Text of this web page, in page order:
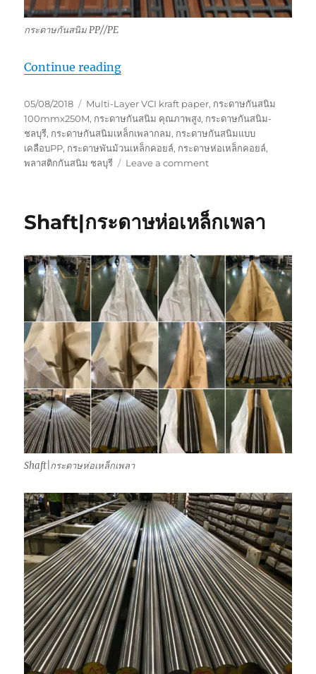
กระดาษกันสนิม PP//PE
Continue reading“กระดาษกันสนิม PP//PE”
Posted
on
05/08/2018 Tags
Multi-Layer VCI kraft paper, กระดาษกันสนิม
100mmx250M, กระดาษกันสนิม คุณภาพสูง, กระดาษกันสนิม-
ชลบุรี, กระดาษกันสนิมเหล็กเพลากลม, กระดาษกันสนิมแบบ
เคลือบPP, กระดาษพันม้วนเหล็กคอยล์, กระดาษห่อเหล็กคอยล์,
พลาสติกกันสนิม ชลบุรี
Leave a commenton
สนิม
PP//PE
Shaft|กระดาษห่อเหล็กเพลา
Shaft|กระดาษห่อเหล็กเพลา